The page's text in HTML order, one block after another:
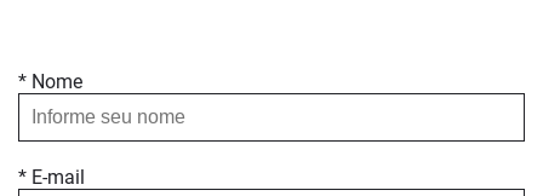
* Nome
* E-mail